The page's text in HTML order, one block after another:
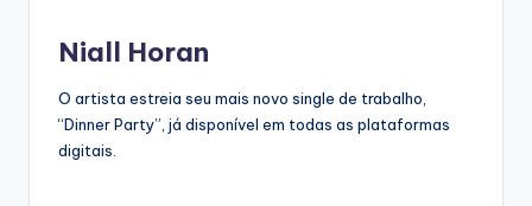
Niall Horan
O artista estreia seu mais novo single de trabalho,
“Dinner Party”, já disponível em todas as plataformas
digitais.